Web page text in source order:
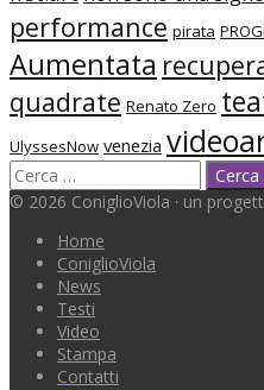
performance pirata
Aumentata
quadrate Renato Zero
UlyssesNow venezia
© 2026 ConiglioViola · un
Home
ConiglioViola
News
Testi
Video
Stampa
Contatti